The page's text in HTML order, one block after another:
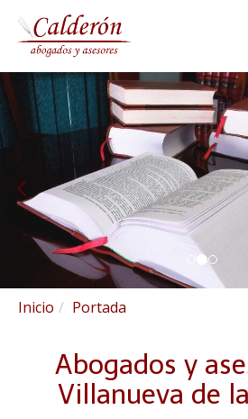
prev
Abogados y
Inicio Portada
Abogados y
Villanueva de